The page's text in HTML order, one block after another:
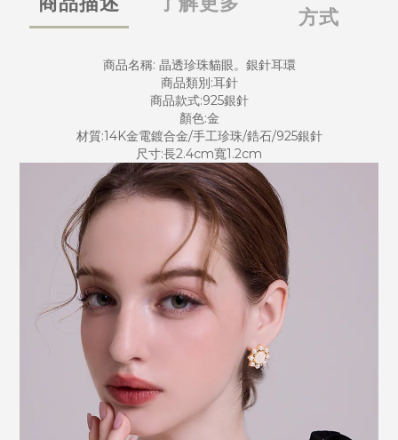
方式
商品名稱: 晶透珍珠貓眼。銀針耳環
商品類別:耳針
商品款式:925銀針
顏色:金
材質:14K金電鍍合金/手工珍珠/鋯石/925銀針
尺寸:長2.4cm寬1.2cm